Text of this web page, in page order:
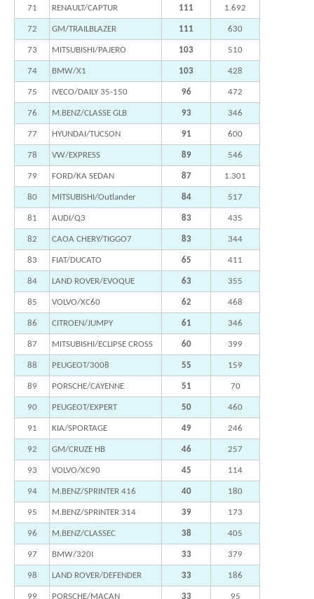
71 RENAULT/CAPTUR 111 1.692
72 GM/TRAILBLAZER 111 630
73 MITSUBISHI/PAJERO 103 510
74 BMW/X1 103 428
75 IVECO/DAILY 35-150 96 472
76 M.BENZ/CLASSE GLB 93 346
77 HYUNDAI/TUCSON 91 600
78 VW/EXPRESS 89 546
79 FORD/KA SEDAN 87 1.301
80 MITSUBISHI/Outlander 84 517
81 AUDI/Q3 83 435
82 CAOA CHERY/TIGGO7 83 344
83 FIAT/DUCATO 65 411
84 LAND ROVER/EVOQUE 63 355
85 VOLVO/XC60 62 468
86 CITROEN/JUMPY 61 346
87 MITSUBISHI/ECLIPSE CROSS 60 399
88 PEUGEOT/3008 55 159
89 PORSCHE/CAYENNE 51 70
90 PEUGEOT/EXPERT 50 460
91 KIA/SPORTAGE 49 246
92 GM/CRUZE HB 46 257
93 VOLVO/XC90 45 114
94 M.BENZ/SPRINTER 416 40 180
95 M.BENZ/SPRINTER 314 39 173
96 M.BENZ/CLASSEC 38 405
97 BMW/320I 33 379
98 LAND ROVER/DEFENDER 33 186
99 PORSCHE/MACAN 33 95